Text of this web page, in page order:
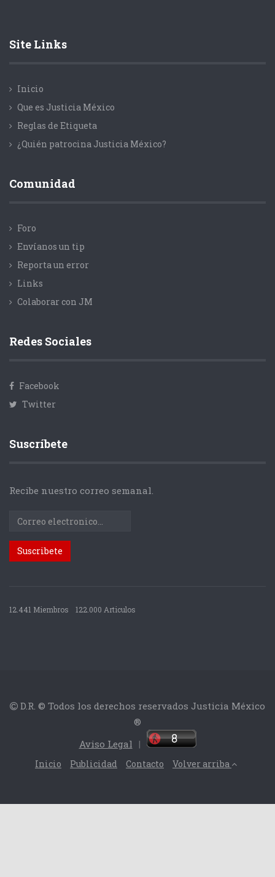
Site Links
Inicio
Que es Justicia México
Reglas de Etiqueta
¿Quién patrocina Justicia México?
Comunidad
Foro
Envíanos un tip
Reporta un error
Links
Colaborar con JM
Redes Sociales
Facebook
Twitter
Suscríbete
Recibe nuestro correo semanal.
12.441 Miembros 122.000 Articulos
D.R. © Todos los derechos reservados Justicia México
®
Aviso Legal |
Inicio Publicidad Contacto Volver arriba